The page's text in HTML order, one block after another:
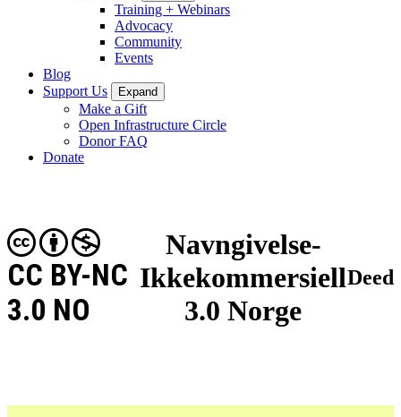
Training + Webinars
Advocacy
Community
Events
Blog
Support Us
Expand
Make a Gift
Open Infrastructure Circle
Donor FAQ
Donate
Navngivelse-
Ikkekommersiell
3.0 Norge
CC BY-NC
3.0 NO
Deed